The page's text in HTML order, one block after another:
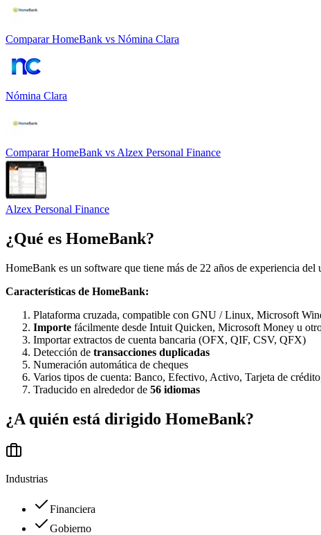
Comparar HomeBank vs Nómina Clara
Nómina Clara
Comparar HomeBank vs Alzex Personal Finance
Alzex Personal Finance
¿Qué es HomeBank?
HomeBank es un software que tiene más de 22 años de experiencia
Características de HomeBank:
Plataforma cruzada, compatible con GNU / Linux, Microsoft
Importe fácilmente desde Intuit Quicken, Microsoft Money u
Importar extractos de cuenta bancaria (OFX, QIF, CSV, QFX)
Detección de transacciones duplicadas
Numeración automática de cheques
Varios tipos de cuenta: Banco, Efectivo, Activo, Tarjeta de
Traducido en alrededor de 56 idiomas
¿A quién está dirigido HomeBank?
Industrias
Financiera
Gobierno